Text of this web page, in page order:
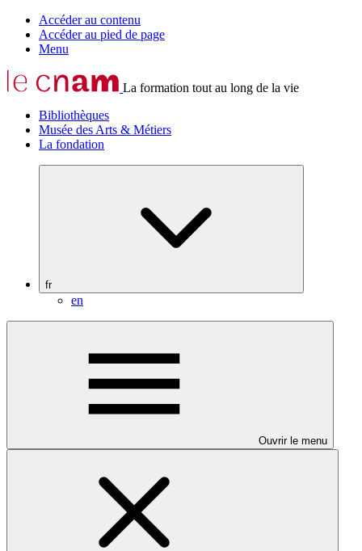
Accéder au contenu
Accéder au pied de page
Menu
La formation tout au long de la vie
Bibliothèques
Musée des Arts & Métiers
La fondation
fr
en
Ouvrir le menu